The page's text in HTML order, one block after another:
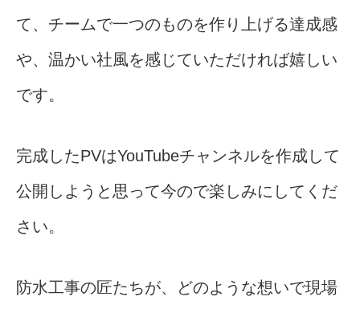
て、チームで一つのものを作り上げる達成感
や、温かい社風を感じていただければ嬉しい
です。
完成したPVはYouTubeチャンネルを作成して
公開しようと思って今ので楽しみにしてくだ
さい。
防水工事の匠たちが、どのような想いで現場